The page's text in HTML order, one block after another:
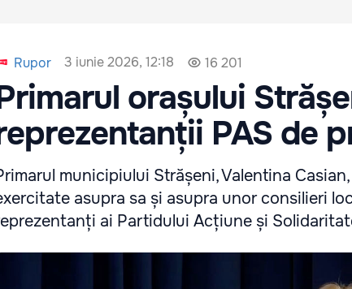
Rupor 3 iunie 2026, 12:18 16 201
orașului
PAS de
municipiului Strășeni, Valentina
asupra sa și asupra unor consilieri
ai Partidului Acțiune și